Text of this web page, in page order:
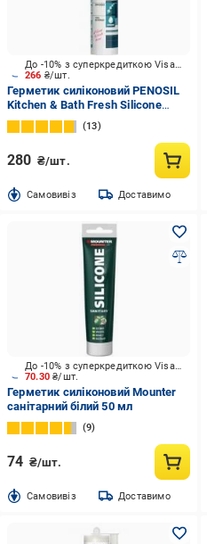
266 ₴/шт.
До -10% з суперкредиткою Visa Вигода
Герметик силіконовий PENOSIL
Kitchen & Bath Fresh Silicone
Sealant H4156 білий 280 мл
13
280 ₴/шт.
Cамовивіз Доставимо
70.30₴/шт.
До -10% з суперкредиткою Visa Вигода
Герметик силіконовий Mounter
санітарний білий 50 мл
9
74 ₴/шт.
Cамовивіз Доставимо